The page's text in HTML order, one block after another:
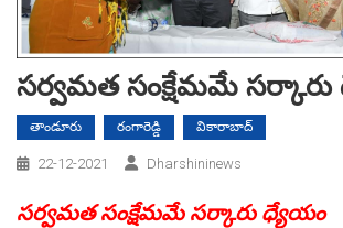
స‌ర్వమ‌త సంక్షేమ‌మే
తాండూరు రంగారెడ్డి వికారాబాద్
22-12-2021 Dharshininews
స‌ర్వమ‌త సంక్షేమ‌మే స‌ర్కారు ధ్యేయం